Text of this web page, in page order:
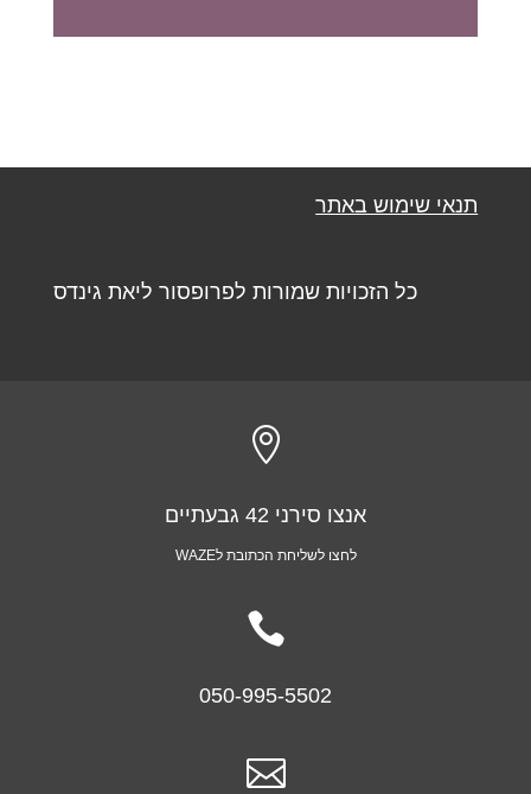
תנאי שימוש באתר
כל הזכויות שמורות לפרופסור ליאת גינדס

אנצו סירני 42 גבעתיים
לחצו לשליחת הכתובת לWAZE

050-995-5502
